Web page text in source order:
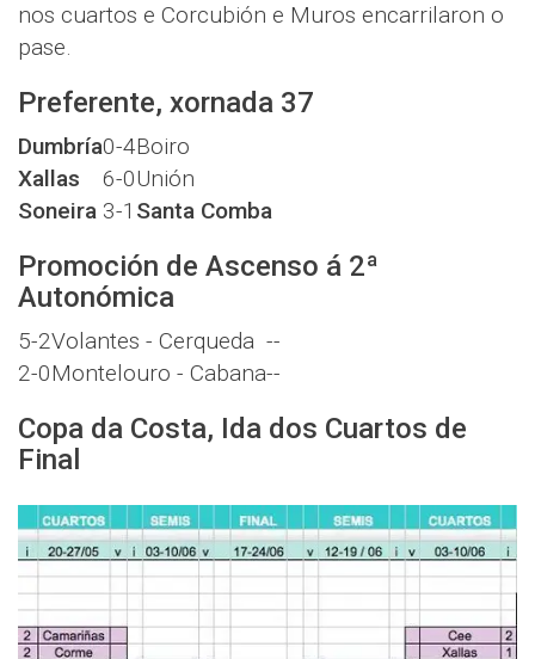
nos cuartos e Corcubión e Muros encarrilaron o
pase.
Preferente, xornada 37
Dumbría0-4Boiro
Xallas
6-0Unión
Soneira 3-1 Santa Comba
Promoción de Ascenso á 2ª
Autonómica
5-2Volantes - Cerqueda --
2-0Montelouro - Cabana--
Copa da Costa, Ida dos Cuartos de
Final